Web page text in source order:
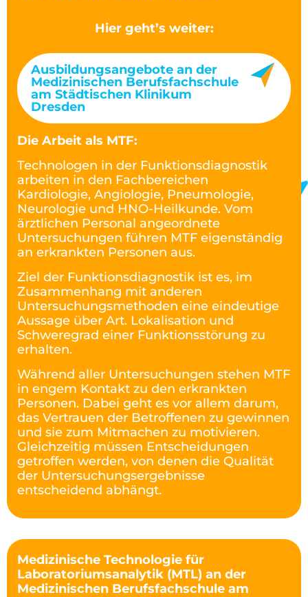
Hier geht’s weiter:
Ausbildungsangebote an der
Medizinischen Berufsfachschule
am Städtischen Klinikum
Dresden
Die Arbeit als MTF:
Technologen in der Funktionsdiagnostik
arbeiten in den Fachbereichen
Kardiologie, Angiologie, Pneumologie,
Neurologie und HNO-Heilkunde. Vom
ärztlichen Personal angeordnete
Untersuchungen führen MTF eigenständig
an erkrankten Personen aus.
Ziel der Funktionsdiagnostik ist es, im
Zusammenhang mit anderen
Untersuchungsmethoden eine eindeutige
Aussage über Art. Lokalisation und
Schweregrad einer Funktionsstörung zu
erhalten.
Während aller Untersuchungen stehen MTF
in engem Kontakt zu den erkrankten
Personen. Dabei geht es vor allem darum,
das Vertrauen der Betroffenen zu gewinnen
und sie zum Mitmachen zu motivieren.
Gleichzeitig müssen Entscheidungen
getroffen werden, von denen die Qualität
der Untersuchungsergebnisse
entscheidend abhängt.
Medizinische Technologie für
Laboratoriumsanalytik (MTL) an der
Medizinischen Berufsfachschule am